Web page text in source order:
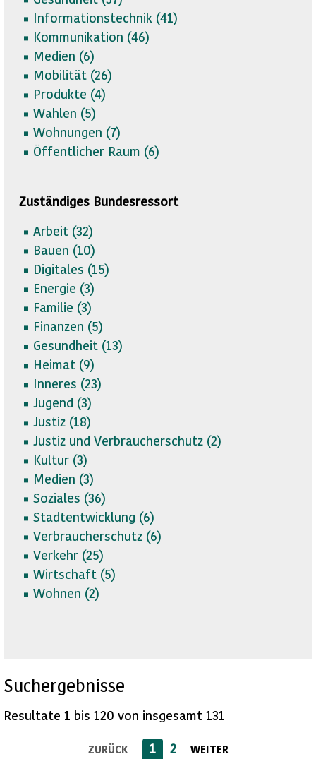
Informationstechnik (41)
Kommunikation (46)
Medien (6)
Mobilität (26)
Produkte (4)
Wahlen (5)
Wohnungen (7)
Öffentlicher Raum (6)
Zuständiges Bundesressort
Arbeit (32)
Bauen (10)
Digitales (15)
Energie (3)
Familie (3)
Finanzen (5)
Gesundheit (13)
Heimat (9)
Inneres (23)
Jugend (3)
Justiz (18)
Justiz und Verbraucherschutz (2)
Kultur (3)
Medien (3)
Soziales (36)
Stadtentwicklung (6)
Verbraucherschutz (6)
Verkehr (25)
Wirtschaft (5)
Wohnen (2)
Suchergebnisse
Resultate 1 bis 120 von insgesamt 131
ZURÜCK 1 2 WEITER